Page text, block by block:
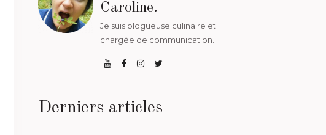
Caroline.
Je suis blogueuse culinaire et
chargée de communication.
Derniers articles